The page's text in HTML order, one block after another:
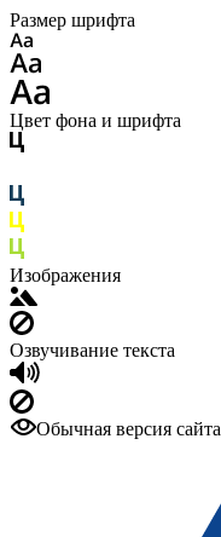
Размер шрифта
Цвет фона и шрифта
Изображения
Озвучивание текста
Обычная версия сайта